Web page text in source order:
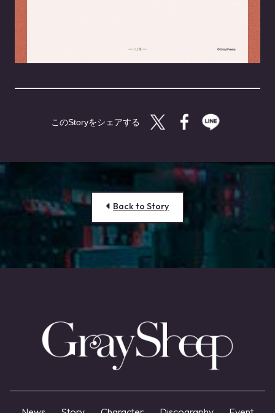
Twitterで共有する
Facebookで共有す
Back to Story